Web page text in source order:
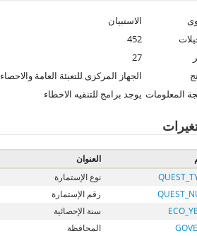
الاستبيان
452
27
الجهاز المركزى للتعبئة العامة والاحصاء
المعلومات يوجد برامج للتنقيه الاخطاء
العنوان
نوع الإستمارة
رقم الإستمارة
سنة الإحصائية
المحافظة